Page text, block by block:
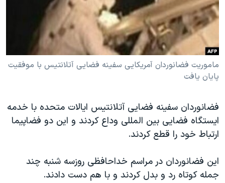
فرهنگ و زندگی
حقوق شهروندی
اقتصادی
علم و فناوری
اسرائیل در جنگ
آرشیو پخش زنده
مستندها
انتخابات ریاست جمهوری آمریکا ۲۰۲۴
حمله جمهوری اسلامی به اسرائیل
رمز مهسا
ورزش زنان در ایران
مجموعه مستندهای دادخواهی
تریبونال مردمی آبان ۹۸
چهل سال گروگان‌گیری
دنبال کنید
زبانهای مختلف
ماموریت فضانوردان آمریکایی سفینه فضایی آتلانتیس با موفقیت
پایان یافت
فضانوردان سفینه فضایی آتلانتیس ایالات متحده با خدمه
ایستگاه فضایی بین المللی وداع کردند و این دو فضاپیما
ارتباط خود را قطع کردند.
این فضانوردان در مراسم خداحافظی روزسه شنبه چند
جمله کوتاه رد و بدل کردند و با هم دست دادند.